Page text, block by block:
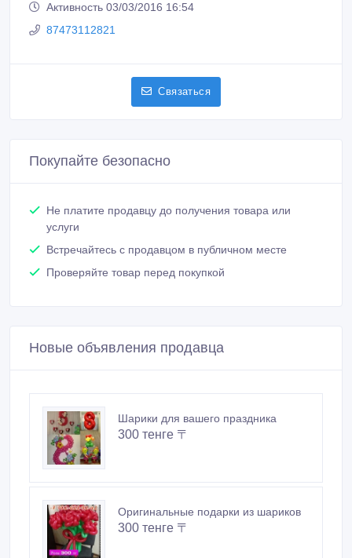
Активность 03/03/2016 16:54
87473112821
Связаться
Покупайте безопасно
Не платите продавцу до получения товара или
услуги
Встречайтесь с продавцом в публичном месте
Проверяйте товар перед покупкой
Новые объявления продавца
Шарики для вашего праздника
300 тенге 〒
Оригинальные подарки из шариков
300 тенге 〒